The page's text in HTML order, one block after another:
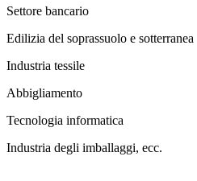
Settore bancario
Edilizia del soprassuolo e sotterranea
Industria tessile
Abbigliamento
Tecnologia informatica
Industria degli imballaggi, ecc.